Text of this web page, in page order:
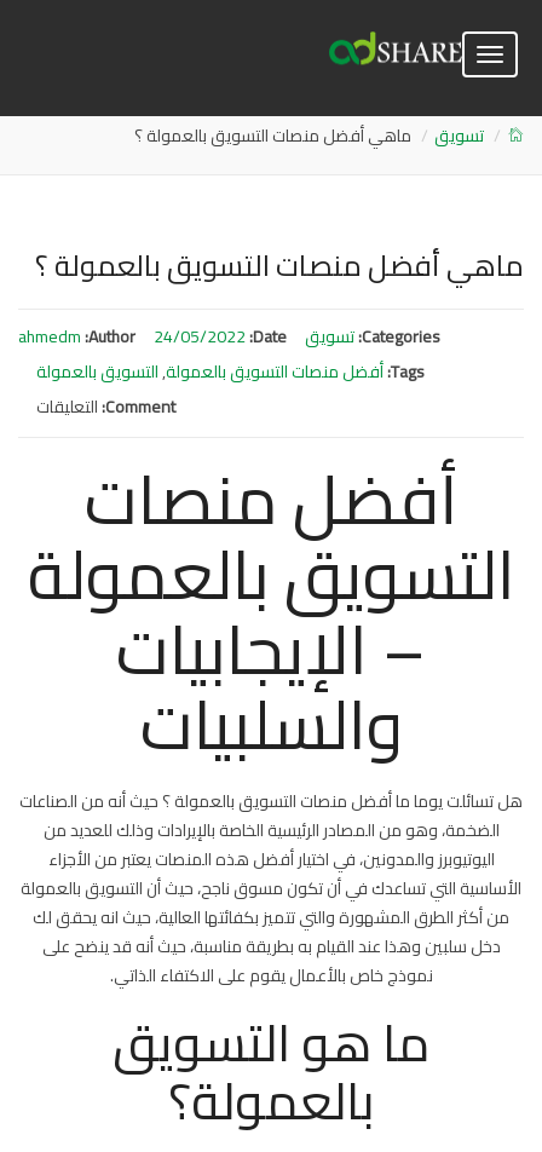
Toggle
navigation
تسويق
ماهي أفضل منصات التسويق بالعمولة ؟
ماهي أفضل منصات التسويق بالعمولة ؟
Author:
ahmedm Date:
24/05/2022 Categories: تسويق
Tags: أفضل منصات التسويق بالعمولة,التسويق بالعمولة
Comment: التعليقات
؟
أفضل منصات
التسويق بالعمولة
– الإيجابيات
والسلبيات
هل تسائلت يوما ما أفضل منصات التسويق بالعمولة ؟ حيث أنه من الصناعات
الضخمة، وهو من المصادر الرئيسية الخاصة بالإيرادات وذلك للعديد من
اليوتيوبرز والمدونين، في اختيار أفضل هذه المنصات يعتبر من الأجزاء
الأساسية التي تساعدك في أن تكون مسوق ناجح، حيث أن التسويق بالعمولة
من أكثر الطرق المشهورة والتي تتميز بكفائتها العالية، حيث انه يحقق لك
دخل سلبين وهذا عند القيام به بطريقة مناسبة، حيث أنه قد ينضح على
نموذج خاص بالأعمال يقوم على الاكتفاء الذاتي.
ما هو التسويق
بالعمولة؟